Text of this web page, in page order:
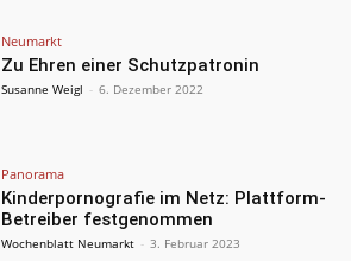
Neumarkt
Zu Ehren einer Schutzpatronin
Susanne Weigl - 6. Dezember 2022
Panorama
Kinderpornografie im Netz: Plattform-
Betreiber festgenommen
Wochenblatt Neumarkt - 3. Februar 2023